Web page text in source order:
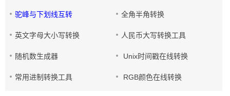
驼峰与下划线互转 全角半角转换
英文字母大小写转换 人民币大写转换工具
随机数生成器 Unix时间戳在线转换
常用进制转换工具 RGB颜色在线转换